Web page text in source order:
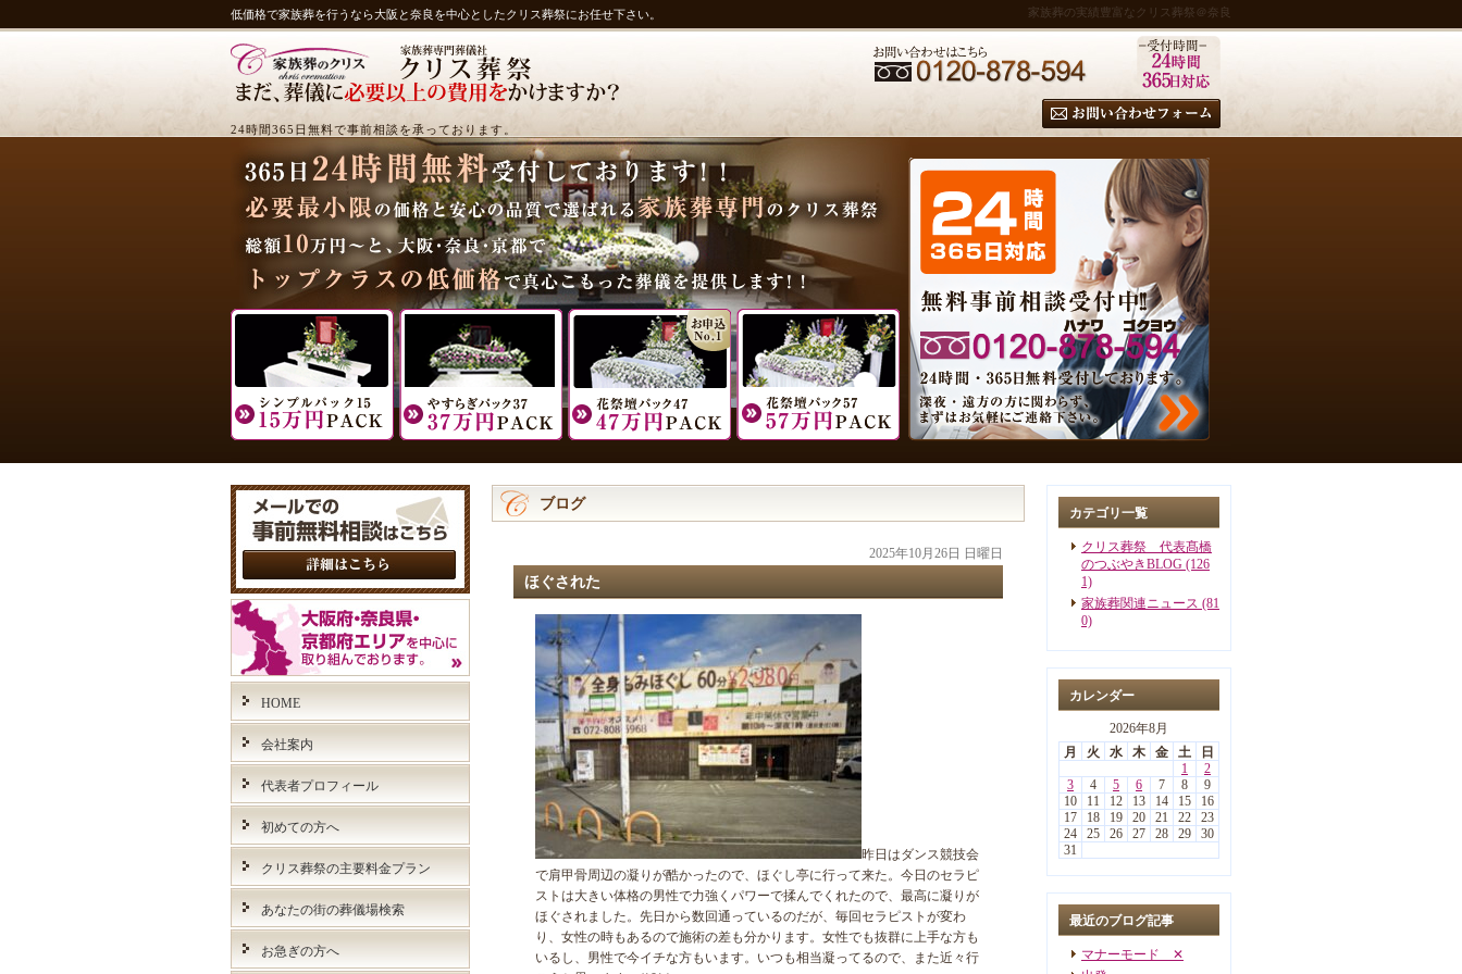
低価格で家族葬を行うなら大阪と奈良を中心としたクリス葬祭にお任せ下さい。 家族葬の実績豊富なクリス葬祭＠奈良
24時間365日無料で事前相談を承っております。
ブログ
2025年10月26日 日曜日
ほぐされた
昨日はダンス競技会
で肩甲骨周辺の凝りが酷かったので、ほぐし亭に行って来た。今日のセラピ
ストは大きい体格の男性で力強くパワーで揉んでくれたので、最高に凝りが
ほぐされました。先日から数回通っているのだが、毎回セラピストが変わ
り、女性の時もあるので施術の差も分かります。女性でも抜群に上手な方も
いるし、男性で今イチな方もいます。いつも相当凝ってるので、また近々行
カテゴリ一覧
クリス葬祭 代表髙橋
のつぶやきBLOG (126
1)
家族葬関連ニュース (81
0)
カレンダー
2026年8月
月
火 水 木 金 土
日
1
2
3
4 5 6 7 8
9
10
11 12 13 14 15
16
17
18 19 20 21 22
23
24
25 26 27 28 29
30
31
最近のブログ記事
マナーモード ✕
HOME
会社案内
代表者プロフィール
初めての方へ
クリス葬祭の主要料金プラン
あなたの街の葬儀場検索
お急ぎの方へ